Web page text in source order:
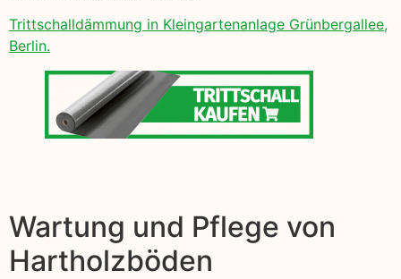
Trittschalldämmung in Kleingartenanlage Grünbergallee,
Berlin.
Wartung und Pflege von
Hartholzböden